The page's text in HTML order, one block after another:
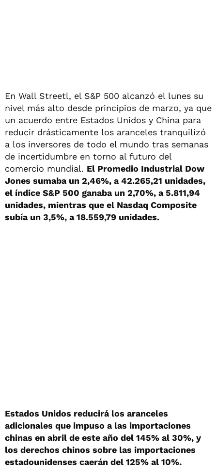
En Wall Streetl, el S&P 500 alcanzó el lunes su
nivel más alto desde principios de marzo, ya que
un acuerdo entre Estados Unidos y China para
reducir drásticamente los aranceles tranquilizó
a los inversores de todo el mundo tras semanas
de incertidumbre en torno al futuro del
comercio mundial. El Promedio Industrial Dow
Jones sumaba un 2,46%, a 42.265,21 unidades,
el índice S&P 500 ganaba un 2,70%, a 5.811,94
unidades, mientras que el Nasdaq Composite
subía un 3,5%, a 18.559,79 unidades.
Estados Unidos reducirá los aranceles
adicionales que impuso a las importaciones
chinas en abril de este año del 145% al 30%, y
los derechos chinos sobre las importaciones
estadounidenses caerán del 125% al 10%,